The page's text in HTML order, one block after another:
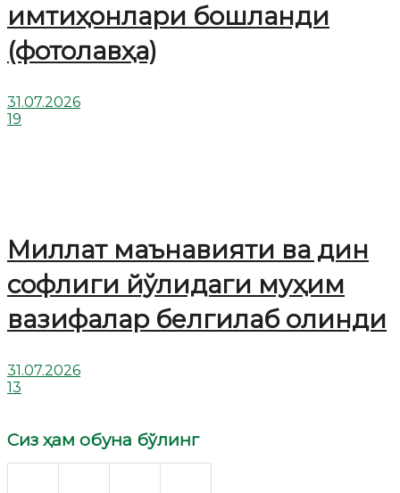
имтиҳонлари бошланди
(фотолавҳа)
31.07.2026
19
Миллат маънавияти ва дин
софлиги йўлидаги муҳим
вазифалар белгилаб олинди
31.07.2026
13
Сиз ҳам обуна бўлинг